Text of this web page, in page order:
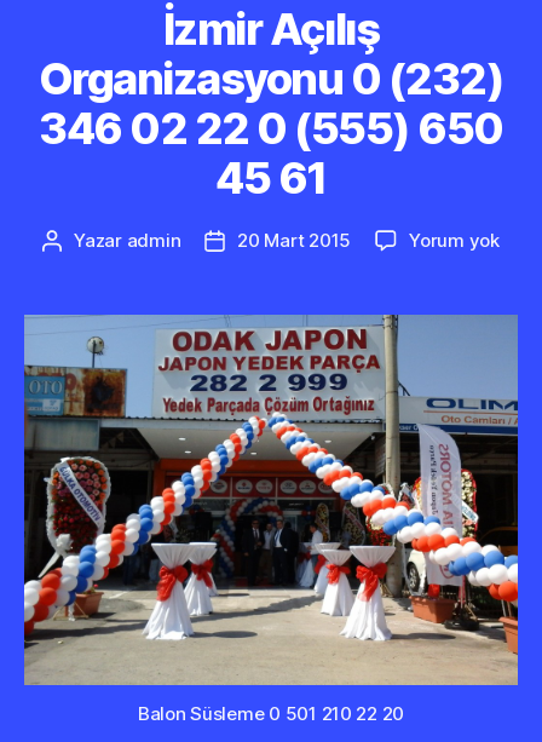
İzmir Açılış
Organizasyonu 0 (232)
346 02 22 0 (555) 650
45 61
Yazının
Yazar admin
Yazı20 Mart 2015 Yorum yokİzmir
0
02
22
0
45
61
Balon Süsleme 0 501 210 22 20